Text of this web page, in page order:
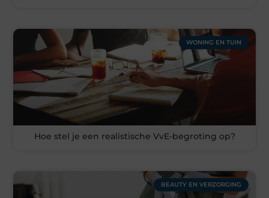
WONING EN TUIN
Hoe stel je een realistische VvE-begroting op?
BEAUTY EN VERZORGING